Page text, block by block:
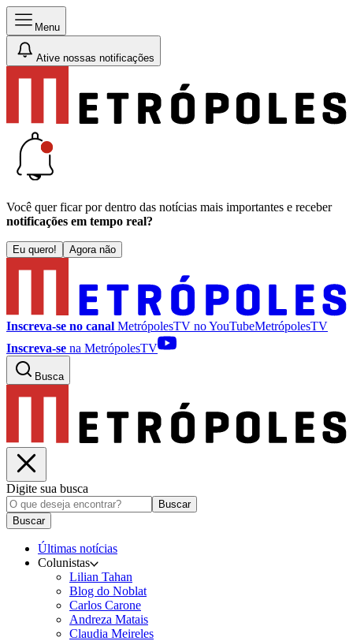
Menu
Ative nossas notificações
Você quer ficar por dentro das notícias mais importantes e receber
notificações em tempo real?
Eu quero! Agora não
Inscreva-se no canal MetrópolesTV noYouTubeMetrópolesTV
Inscreva-se na MetrópolesTV
Busca
Digite sua busca
Buscar
Buscar
Últimas notícias
Colunistas
Lilian Tahan
Blog do Noblat
Carlos Carone
Andreza Matais
Claudia Meireles